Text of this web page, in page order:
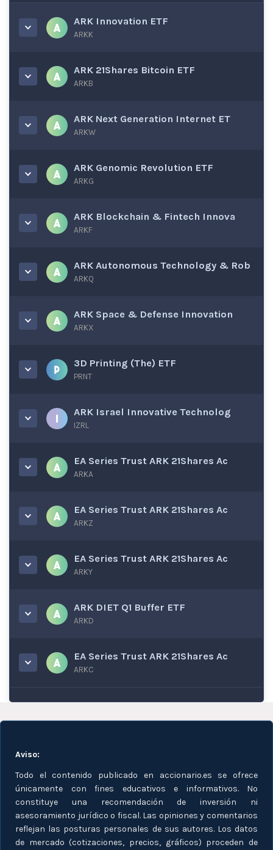
ARK Innovation ETF
ARKK
ARK 21Shares Bitcoin ETF
ARKB
ARK Next Generation Internet ET
ARKW
ARK Genomic Revolution ETF
ARKG
ARK Blockchain & Fintech Innova
ARKF
ARK Autonomous Technology & Rob
ARKQ
ARK Space & Defense Innovation
ARKX
3D Printing (The) ETF
PRNT
ARK Israel Innovative Technolog
IZRL
EA Series Trust ARK 21Shares Ac
ARKA
EA Series Trust ARK 21Shares Ac
ARKZ
EA Series Trust ARK 21Shares Ac
ARKY
ARK DIET Q1 Buffer ETF
ARKD
EA Series Trust ARK 21Shares Ac
ARKC
Aviso:
Todo el contenido publicado en accionario.es se ofrece
únicamente con fines educativos e informativos. No
constituye una recomendación de inversión ni
asesoramiento jurídico o fiscal. Las opiniones y comentarios
reflejan las posturas personales de sus autores. Los datos
de mercado (cotizaciones, precios, gráficos) proceden de